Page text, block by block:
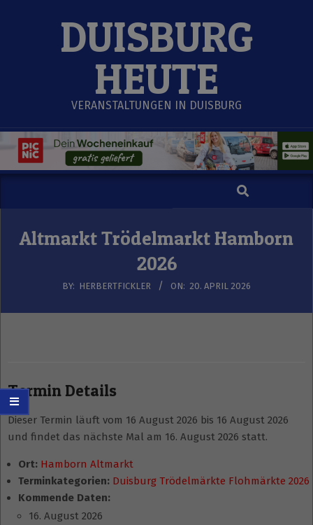
DUISBURG
HEUTE
VERANSTALTUNGEN IN DUISBURG
Menu
Search
Altmarkt Trödelmarkt Hamborn
2026
BY: HERBERTFICKLER ON: 20. APRIL 2026
Termin Details
Dieser Termin läuft vom 16 August 2026 bis 16 August 2026
und findet das nächste Mal am 16. August 2026 statt.
Ort: Hamborn Altmarkt
Terminkategorien: Duisburg Trödelmärkte Flohmärkte 2026
Kommende Daten:
16. August 2026